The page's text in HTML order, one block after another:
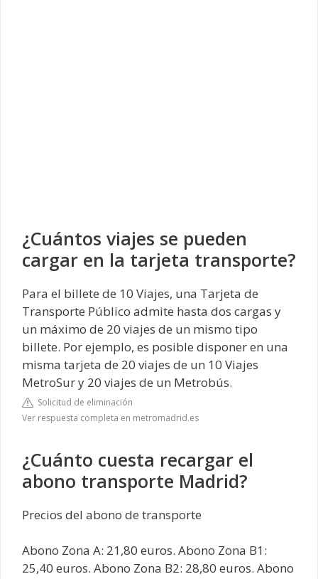
¿Cuántos viajes se pueden
cargar en la tarjeta transporte?
Para el billete de 10 Viajes, una Tarjeta de
Transporte Público admite hasta dos cargas y
un máximo de 20 viajes de un mismo tipo
billete. Por ejemplo, es posible disponer en una
misma tarjeta de 20 viajes de un 10 Viajes
MetroSur y 20 viajes de un Metrobús.
Solicitud de eliminación
Ver respuesta completa en metromadrid.es
¿Cuánto cuesta recargar el
abono transporte Madrid?
Precios del abono de transporte
Abono Zona A: 21,80 euros. Abono Zona B1:
25,40 euros. Abono Zona B2: 28,80 euros. Abono